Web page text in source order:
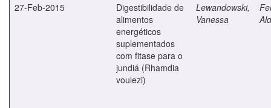
27-Feb-2015
Digestibilidade de
alimentos
energéticos
suplementados
com fitase para o
jundiá (Rhamdia
voulezi)
Lewandowski,
Vanessa